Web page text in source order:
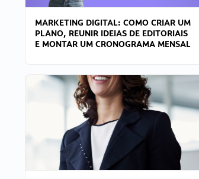
MARKETING DIGITAL: COMO CRIAR UM
PLANO, REUNIR IDEIAS DE EDITORIAIS
E MONTAR UM CRONOGRAMA MENSAL